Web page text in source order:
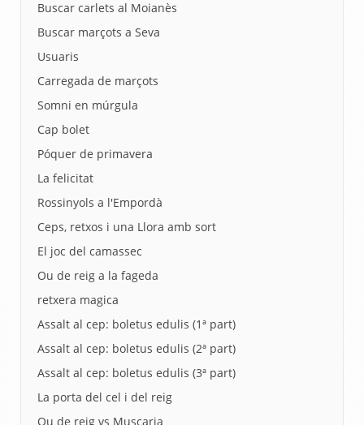
Buscar carlets al Moianès
Buscar marçots a Seva
Usuaris
Carregada de marçots
Somni en múrgula
Cap bolet
Póquer de primavera
La felicitat
Rossinyols a l'Empordà
Ceps, retxos i una Llora amb sort
El joc del camassec
Ou de reig a la fageda
retxera magica
Assalt al cep: boletus edulis (1ª part)
Assalt al cep: boletus edulis (2ª part)
Assalt al cep: boletus edulis (3ª part)
La porta del cel i del reig
Ou de reig vs Muscaria